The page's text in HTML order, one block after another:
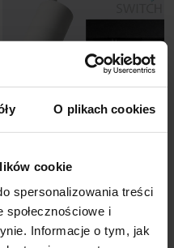
O plikach cookies
cookie
spersonalizowania treści
społecznościowe i
Informacje o tym, jak
LED 12W 3CCT
DALI
229,00 zł